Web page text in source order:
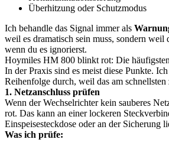
Überhitzung oder Schutzmodus
Ich behandle das Signal immer als
weil es dramatisch sein muss, sondern weil
wenn du es ignorierst.
Hoymiles HM 800 blinkt rot: Die
In der Praxis sind es meist diese Punkte.
Reihenfolge durch, weil das am
1. Netzanschluss prüfen
Wenn der Wechselrichter kein sauberes
rot. Das kann an einer lockeren
Einspeisesteckdose oder an der Sicherung
Was ich prüfe: